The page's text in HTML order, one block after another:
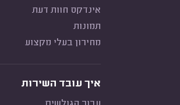
אינדקס חוות דעת
תמונות
מחירון בעלי מקצוע
איך עובד השירות